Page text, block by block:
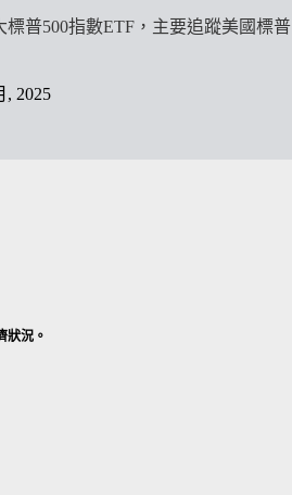
標普500指數ETF，主要追蹤美國標普
, 2025
狀況。